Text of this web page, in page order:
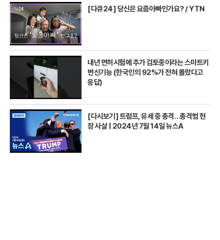
포착
[다큐24] 당신은 요즘아빠인가요? / YTN
내년 면허시험에 추가 검토중이라는 스마트키
변신기능 (한국인의 92%가 전혀 몰랐다고
응답)
[다시보기] 트럼프, 유세 중 총격…총격범 현
장 사살 | 2024년 7월 14일 뉴스A